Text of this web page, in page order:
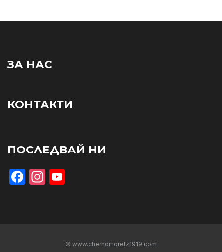
ЗА НАС
КОНТАКТИ
ПОСЛЕДВАЙ НИ
Facebook
Instagram
© www.chernomoretz1919.com